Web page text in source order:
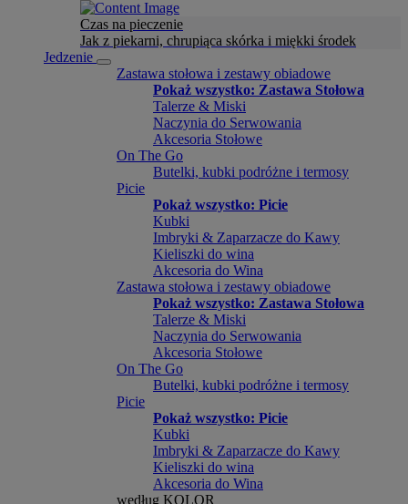
Czas na pieczenie
Jak z piekarni, chrupiąca skórka i miękki środek
Jedzenie
Zastawa stołowa i zestawy obiadowe
Pokaż wszystko: Zastawa Stołowa
Talerze & Miski
Naczynia do Serwowania
Akcesoria Stołowe
On The Go
Butelki, kubki podróżne i termosy
Picie
Pokaż wszystko: Picie
Kubki
Imbryki & Zaparzacze do Kawy
Kieliszki do wina
Akcesoria do Wina
Zastawa stołowa i zestawy obiadowe
Pokaż wszystko: Zastawa Stołowa
Talerze & Miski
Naczynia do Serwowania
Akcesoria Stołowe
On The Go
Butelki, kubki podróżne i termosy
Picie
Pokaż wszystko: Picie
Kubki
Imbryki & Zaparzacze do Kawy
Kieliszki do wina
Akcesoria do Wina
według KOLOR